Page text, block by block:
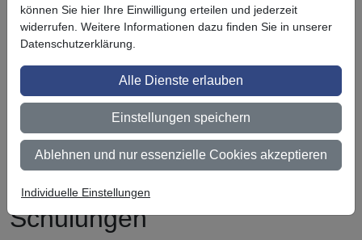
Ab 300 € Nettowarenwert versandkostenfrei (innerhalb
Deutschland)
Zertifiziert nach ISO 9001
Qualifizierter Fachhändler
Lagerware wird bei Bestellung bis 14 Uhr noch am selben
Tag versendet (außer bei Zahlungsart Vorauskasse)
Folieren lernen - Kurse und
Schulungen
können Sie hier Ihre Einwilligung erteilen und jederzeit
widerrufen. Weitere Informationen dazu finden Sie in unserer
Datenschutzerklärung.
Alle Dienste erlauben
Einstellungen speichern
Ablehnen und nur essenzielle Cookies akzeptieren
Individuelle Einstellungen